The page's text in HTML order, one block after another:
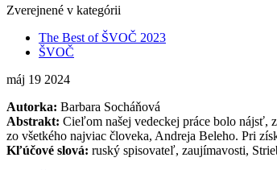
Zverejnené v kategórii
The Best of ŠVOČ 2023
ŠVOČ
máj 19 2024
Autorka: Barbara Socháňová
Abstrakt: Cieľom našej vedeckej práce bolo nájsť,
zo všetkého najviac človeka, Andreja Beleho. Pri
Kľúčové slová: ruský spisovateľ, zaujímavosti,